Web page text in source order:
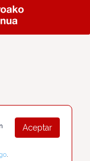
Aceptar
.